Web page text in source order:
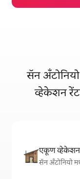
सॅन
व्हेकेशन
एकूण व्हेकेशन
सॅन अँटोनियो